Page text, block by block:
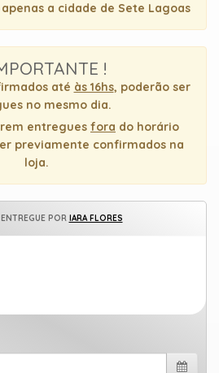
a cidade de Sete Lagoas
!
até às 16hs, poderão ser
no mesmo dia.
entregues fora do horário
previamente confirmados na
loja.
POR IARA FLORES